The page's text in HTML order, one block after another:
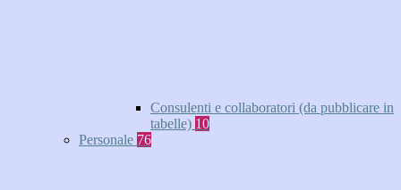
Consulenti e collaboratori (da pubblicare in
tabelle) 10
Personale 76